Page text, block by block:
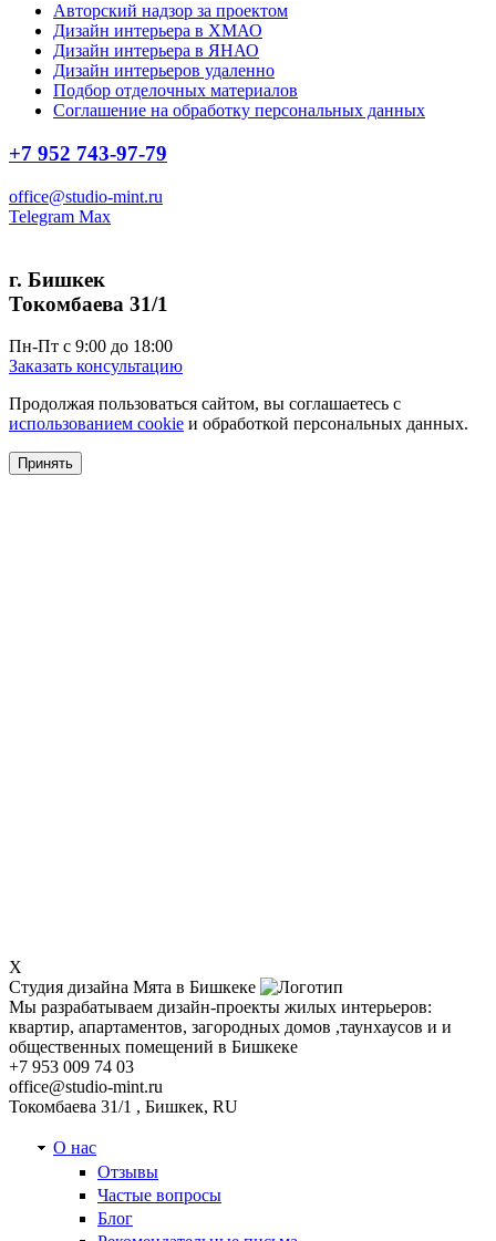
Авторский надзор за проектом
Дизайн интерьера в ХМАО
Дизайн интерьера в ЯНАО
Дизайн интерьеров удаленно
Подбор отделочных материалов
Соглашение на обработку персональных данных
+7 952 743-97-79
office@studio-mint.ru
Telegram Max
г. Бишкек
Токомбаева 31/1
Пн-Пт с 9:00 до 18:00
Заказать консультацию
Продолжая пользоваться сайтом, вы соглашаетесь с
использованием cookie и обработкой персональных данных.
Принять
X
Студия дизайна Мята в Бишкеке
Мы разрабатываем дизайн-проекты жилых интерьеров:
квартир, апартаментов, загородных домов ,таунхаусов и и
общественных помещений в Бишкеке
+7 953 009 74 03
office@studio-mint.ru
Токомбаева 31/1 , Бишкек, RU
О нас
Отзывы
Частые вопросы
Блог